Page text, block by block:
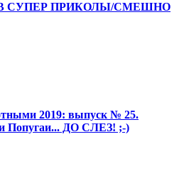
СУПЕР ПРИКОЛЫ/СМЕШНО
2019: выпуск № 25.
Попугаи... ДО СЛЕЗ! ;-)